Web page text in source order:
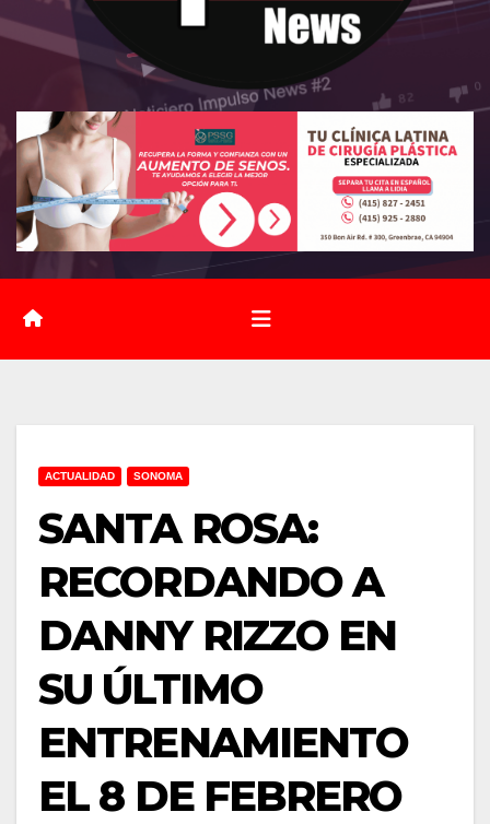
ACTUALIDAD SONOMA
SANTA ROSA:
RECORDANDO A
DANNY RIZZO EN
SU ÚLTIMO
ENTRENAMIENTO
EL 8 DE FEBRERO